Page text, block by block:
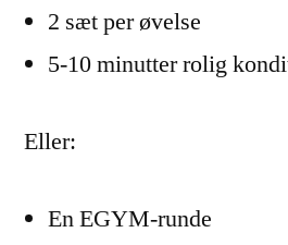
2 sæt per øvelse
5-10 minutter rolig
Eller:
En EGYM-runde